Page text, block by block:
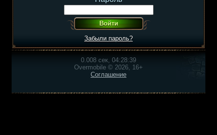
Забыли пароль?
0.008 сек, 04:28:39
Overmobile © 2026, 16+
Соглашение